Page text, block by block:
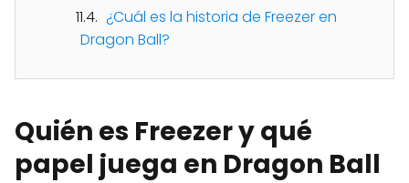
¿Cuál es la historia de Freezer en
Dragon Ball?
Quién es Freezer y qué
papel juega en Dragon Ball